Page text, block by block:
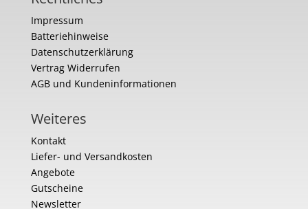
Impressum
Batteriehinweise
Datenschutzerklärung
Vertrag Widerrufen
AGB und Kundeninformationen
Weiteres
Kontakt
Liefer- und Versandkosten
Angebote
Gutscheine
Newsletter